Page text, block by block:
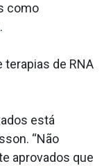
como
terapias de RNA
está
“Não
aprovados que